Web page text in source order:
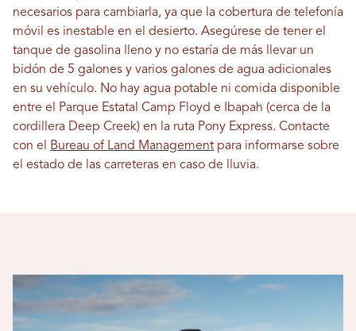
necesarios para cambiarla, ya que la cobertura de telefonía
móvil es inestable en el desierto. Asegúrese de tener el
tanque de gasolina lleno y no estaría de más llevar un
bidón de 5 galones y varios galones de agua adicionales
en su vehículo. No hay agua potable ni comida disponible
entre el Parque Estatal Camp Floyd e Ibapah (cerca de la
cordillera Deep Creek) en la ruta Pony Express. Contacte
con el
Bureau of Land Management para informarse sobre
el estado de las carreteras en caso de lluvia.